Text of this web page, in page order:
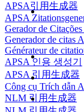
APSA引用生成器
APSA
Gerador de
Generador de citas
Générateur de
APSA 인용 생성기
APSA 引用生成器
Công cụ Trích dẫn
NLM 引用生成器